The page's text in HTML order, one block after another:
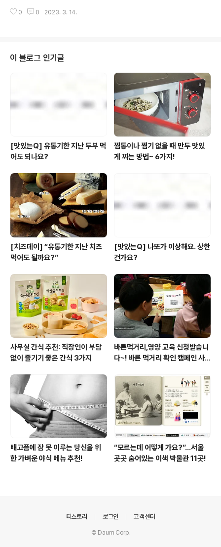
유 불안과 스트레스로부터의 자유 정..
는 정말 어려운 것도 사실이죠. 특히 재료들을 준비하고 손
에서도 간편하게 전문점 볶음밥을 먹을 수 있는 방법이 있
는데요. 바로 풀무원에서 새롭게 출시한 프리미엄 볶음밥
2종. '오삼불고기 볶음밥'과 '갈릭바베큐볶음밥'입니다. 이
번 신제품은 큼직하게 썬 채소와 고기, 해물 등 주재료들의
원물감을 살려 풍부한 식감과 불맛이 장점인 프리미엄 볶
음밥인데요. 전문점에서 셰프가 하..
0 0 2023. 3. 14.
이 블로그 인기글
[맛있는Q] 유통기한 지난 두부 먹
어도 되나요?
찜통이나 찜기 없을 때 만두 맛있
게 찌는 방법~ 6가지!
[치즈데이] “유통기한 지난 치즈
먹어도 될까요?”
[맛있는Q] 나또가 이상해요. 상한
건가요?
사무실 간식 추천: 직장인이 부담
없이 즐기기 좋은 간식 3가지
바른먹거리,영양 교육 신청받습니
다~! 바른 먹거리 확인 캠페인 사
배고픔에 잠 못 이루는 당신을 위
한 가벼운 야식 메뉴 추천!
“모르는데 어떻게 가요?”...서울
곳곳 숨어있는 이색 박물관 11곳!
티스토리 로그인 고객센터
© Daum Corp.